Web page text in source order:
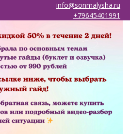
info@sonmalysha.ru
+79645401991